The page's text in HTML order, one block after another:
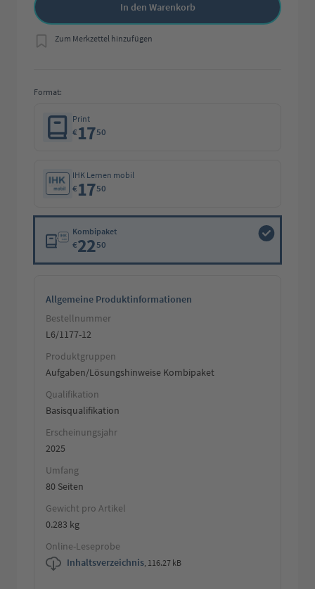
In den Warenkorb
Zum Merkzettel hinzufügen
Format:
Print
€1750
IHK Lernen mobil
€1750
Kombipaket
€2250
Allgemeine Produktinformationen
Bestellnummer
L6/1177-12
Produktgruppen
Aufgaben/Lösungshinweise Kombipaket
Qualifikation
Basisqualifikation
Erscheinungsjahr
2025
Umfang
80 Seiten
Gewicht pro Artikel
0.283 kg
Online-Leseprobe
Inhaltsverzeichnis, 116.27 kB